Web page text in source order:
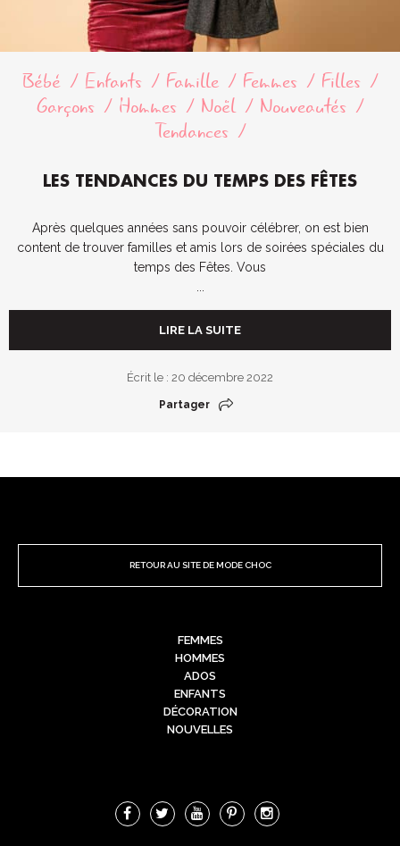
Bébé Enfants Famille Femmes
Filles
Garçons
Hommes Noël
Nouveautés
Tendances
LES TENDANCES DU TEMPS DES FÊTES
Après quelques années sans pouvoir célébrer, on est bien
content de trouver familles et amis lors de soirées spéciales du
temps des Fêtes. Vous
LIRE LA SUITE
Écrit le : 20 décembre 2022
Partager
RETOUR AU SITE DE MODE CHOC
FEMMES
HOMMES
ADOS
ENFANTS
DÉCORATION
NOUVELLES